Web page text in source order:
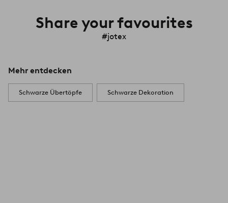
Share your favourites
#jotex
Mehr entdecken
Schwarze Übertöpfe Schwarze Dekoration